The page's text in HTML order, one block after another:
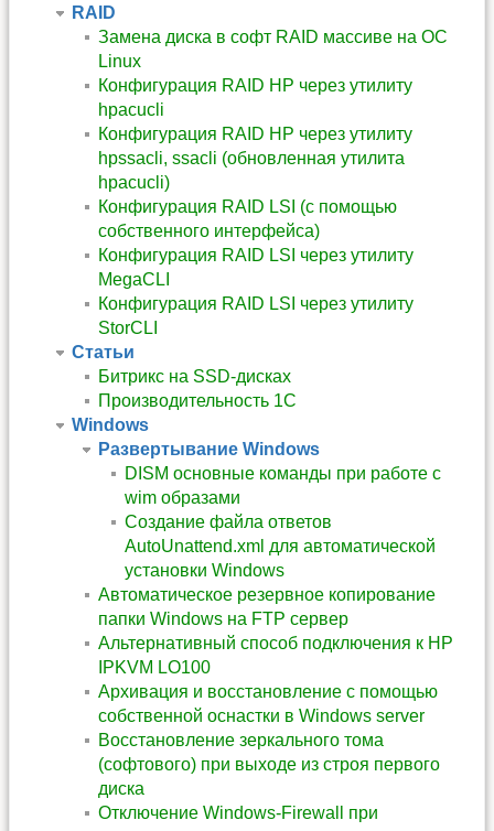
RAID
Замена диска в софт RAID массиве на ОС
Linux
Конфигурация RAID HP через утилиту
hpacucli
Конфигурация RAID HP через утилиту
hpssacli, ssacli (обновленная утилита
hpacucli)
Конфигурация RAID LSI (с помощью
собственного интерфейса)
Конфигурация RAID LSI через утилиту
MegaCLI
Конфигурация RAID LSI через утилиту
StorCLI
Статьи
Битрикс на SSD-дисках
Производительность 1С
Windows
Развертывание Windows
DISM основные команды при работе с
wim образами
Создание файла ответов
AutoUnattend.xml для автоматической
установки Windows
Автоматическое резервное копирование
папки Windows на FTP сервер
Альтернативный способ подключения к HP
IPKVM LO100
Архивация и восстановление с помощью
собственной оснастки в Windows server
Восстановление зеркального тома
(софтового) при выходе из строя первого
диска
Отключение Windows-Firewall при